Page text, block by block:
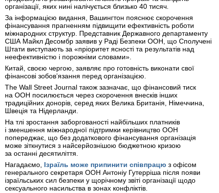
організації, яких нині налічується близько 40 тисяч.
За інформацією видання, Вашингтон пояснює скорочення
фінансування прагненням підвищити ефективність роботи
міжнародних структур. Представник Державного департаменту
США Майкл Десомбр заявив у Раді Безпеки ООН, що Сполучені
Штати виступають за «пріоритет ясності та результатів над
неефективністю і порожніми словами».
Китай, своєю чергою, заявляє про готовність виконати свої
фінансові зобов’язання перед організацією.
The Wall Street Journal також зазначає, що фінансовий тиск
на ООН посилюється через скорочення внесків інших
традиційних донорів, серед яких Велика Британія, Німеччина,
Швеція та Нідерланди.
На тлі зростання заборгованості найбільших платників
і зменшення міжнародної підтримки керівництво ООН
попереджає, що без додаткового фінансування організація
може зіткнутися з найсерйознішою бюджетною кризою
за останні десятиліття.
Нагадаємо, Ізраїль може припинити співпрацю з офісом
генерального секретаря ООН Антоніу Гутерріша після появи
ізраїльських сил безпеки у щорічному звіті організації щодо
сексуального насильства в зонах конфліктів.